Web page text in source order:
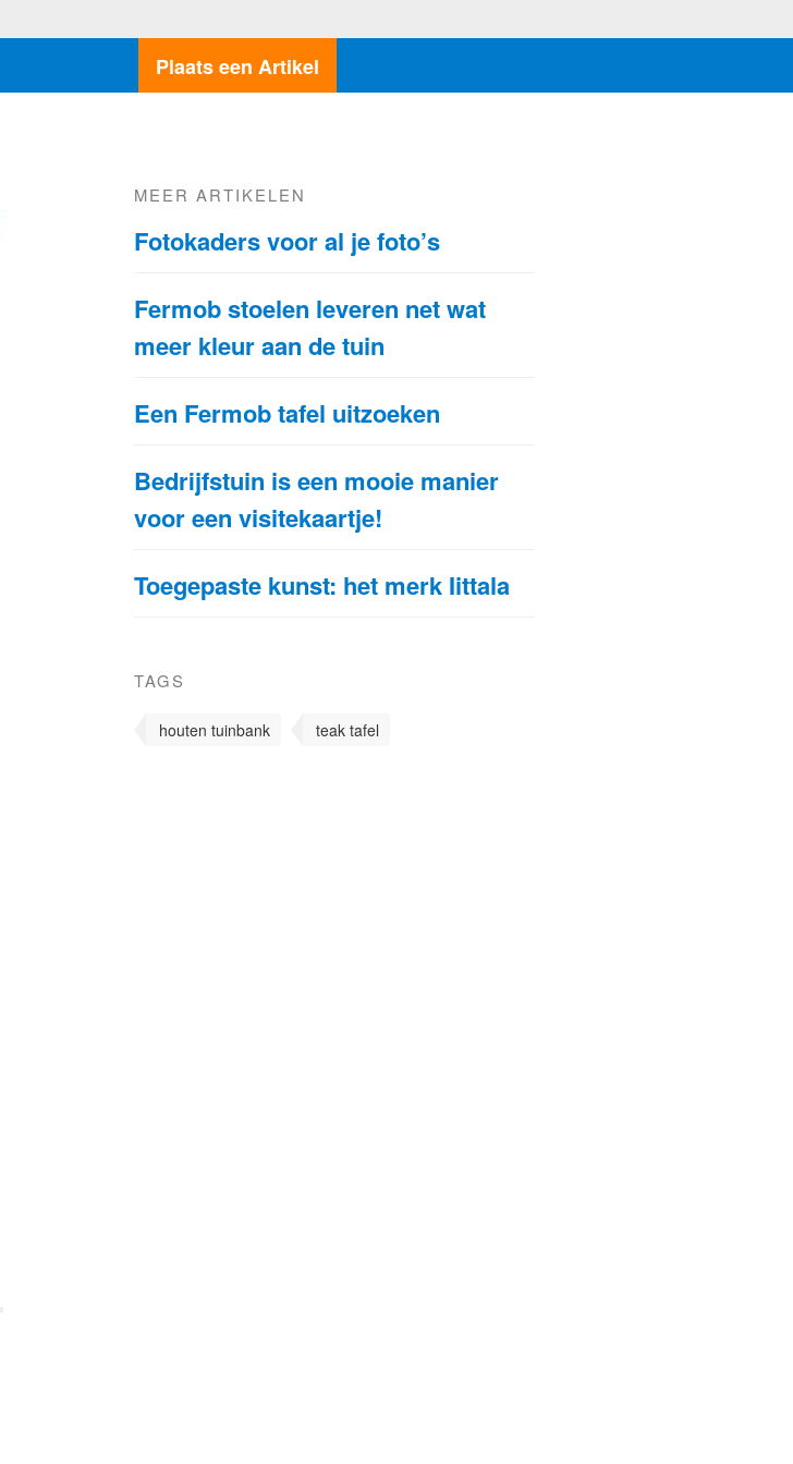
Plaats een Artikel
MEER ARTIKELEN
Fotokaders voor al je foto’s
Fermob stoelen leveren net wat
meer kleur aan de tuin
Een Fermob tafel uitzoeken
Bedrijfstuin is een mooie manier
voor een visitekaartje!
Toegepaste kunst: het merk Iittala
TAGS
houten tuinbank teak tafel